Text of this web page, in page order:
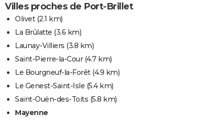
Villes proches de Port-Brillet
Olivet(2.1 km)
La Brûlatte (3.6 km)
Launay-Villiers (3.8 km)
Saint-Pierre-la-Cour(4.7 km)
Le Bourgneuf-la-Forêt(4.9 km)
Le Genest-Saint-Isle (5.4 km)
Saint-Ouën-des-Toits (5.8 km)
Mayenne